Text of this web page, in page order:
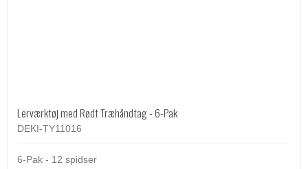
Lerværktøj med Rødt Træhåndtag - 6-Pak
DEKI-TY11016
6-Pak - 12 spidser